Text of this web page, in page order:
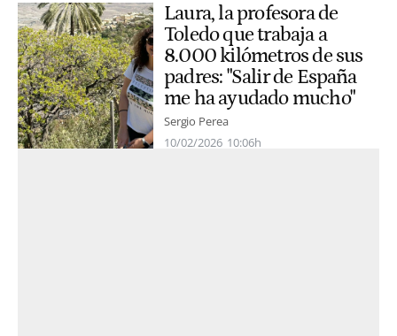
Laura, la profesora de
Toledo que trabaja a
8.000 kilómetros de sus
padres: "Salir de España
me ha ayudado mucho"
Sergio Perea
10/02/2026 10:06h